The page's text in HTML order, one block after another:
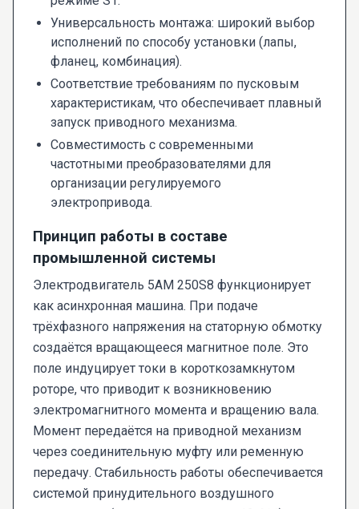
Универсальность монтажа: широкий выбор
исполнений по способу установки (лапы,
фланец, комбинация).
Соответствие требованиям по пусковым
характеристикам, что обеспечивает плавный
запуск приводного механизма.
Совместимость с современными
частотными преобразователями для
организации регулируемого
электропривода.
Принцип работы в составе
промышленной системы
Электродвигатель 5AM 250S8 функционирует
как асинхронная машина. При подаче
трёхфазного напряжения на статорную обмотку
создаётся вращающееся магнитное поле. Это
поле индуцирует токи в короткозамкнутом
роторе, что приводит к возникновению
электромагнитного момента и вращению вала.
Момент передаётся на приводной механизм
через соединительную муфту или ременную
передачу. Стабильность работы обеспечивается
системой принудительного воздушного